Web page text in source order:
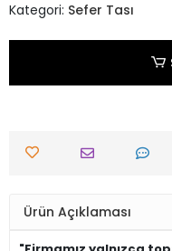
Kategori: Sefer Tası
Ürün Açıklaması